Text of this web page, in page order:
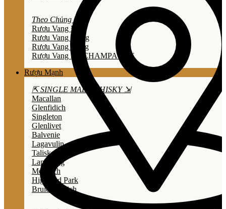
Theo Chủng Loại
Rươu Vang Đỏ
Rươu Vang Trắng
Rươu Vang Hồng
Rượu Vang Nổ/CHAMPAGNE
Rượu Mạnh
⇱ SINGLE MALT WHISKY ⇲
Macallan
Glenfidich
Singleton
Glenlivet
Balvenie
Lagavulin
Talisker
Laphroaig
Mortlach
Highland Park
Bruichladdich